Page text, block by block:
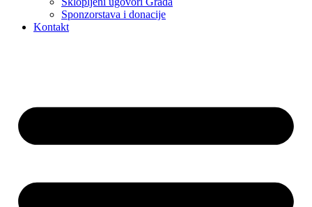
Sponzorstava i donacije
Kontakt